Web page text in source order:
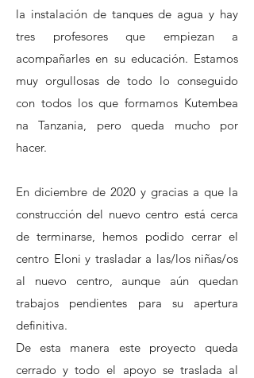
la instalación de tanques de agua y hay
tres profesores que empiezan a
acompañarles en su educación. Estamos
muy orgullosas de todo lo conseguido
con todos los que formamos Kutembea
na Tanzania, pero queda mucho por
hacer.
En diciembre de 2020 y gracias a que la
construcción del nuevo centro está cerca
de terminarse, hemos podido cerrar el
centro Eloni y trasladar a las/los niñas/os
al nuevo centro, aunque aún quedan
trabajos pendientes para su apertura
definitiva.
De esta manera este proyecto queda
cerrado y todo el apoyo se traslada al